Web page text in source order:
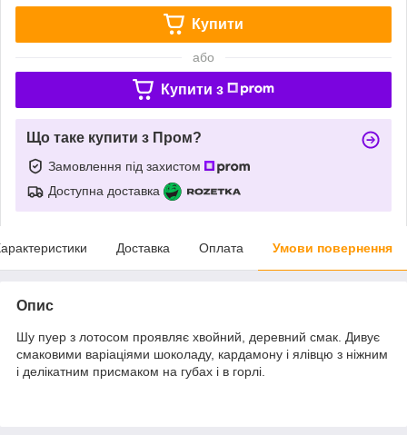
Купити
або
Купити з
Що таке купити з Пром?
Замовлення під захистом
Доступна доставка
Доставка Оплата Умови повернення
Опис
Шу пуер з лотосом проявляє хвойний, деревний смак. Дивує
смаковими варіаціями шоколаду, кардамону і ялівцю з ніжним
і делікатним присмаком на губах і в горлі.